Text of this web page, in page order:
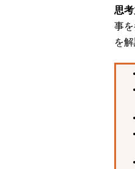
思
事
を